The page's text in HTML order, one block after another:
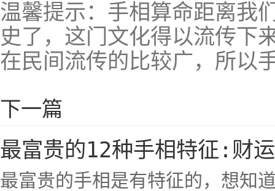
温馨提示：手相算命距离我
史了，这门文化得以流传下
在民间流传的比较广，所以
下一篇
最富贵的12种手相特征:财
最富贵的手相是有特征的，想知